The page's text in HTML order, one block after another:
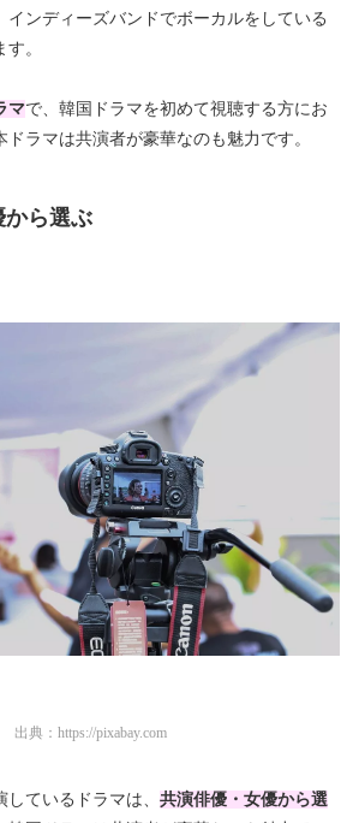
インディーズバンドでボーカルをしている
。
マで、韓国ドラマを初めて視聴する方にお
ラマは共演者が豪華なのも魅力です。
から選ぶ
出典： https://pixabay.com
ているドラマは、 共演俳優・女優から選